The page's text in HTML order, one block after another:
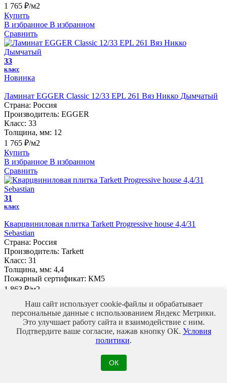
1 765 ₽/м2
Купить
В избранное В избранном
Сравнить
33
класс
Новинка
Ламинат EGGER Classic 12/33 EPL 261 Вяз Никко Дымчатый
Страна: Россия
Производитель: EGGER
Класс: 33
Толщина, мм: 12
1 765 ₽/м2
Купить
В избранное В избранном
Сравнить
31
класс
Кварцвиниловая плитка Tarkett Progressive house 4,4/31
Sebastian
Страна: Россия
Производитель: Tarkett
Класс: 31
Толщина, мм: 4,4
Пожарный сертификат: КМ5
1 863 ₽/м2
В избранное В избранном
Сравнить
Ламинат EGGER Large 8/33 EPL 240F4 Дуб Кестинкорт
Наш сайт использует cookie-файлы и обрабатывает
персональные данные с использованием Яндекс Метрики.
Это улучшает работу сайта и взаимодействие с ним.
Подтвердите ваше согласие, нажав кнопку ОК. Условия
политики.
ОК